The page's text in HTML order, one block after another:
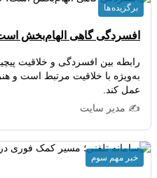
افسردگی گاهی الهام‌بخش
رابطه بین افسردگی و خلاقیت
به‌ویژه با خلاقیت مرتبط است و
عمل کند.
✍️ مدیر سایت
برگزیده ها
خبر مهم سوم